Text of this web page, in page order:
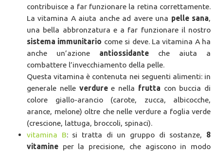
contribuisce a far funzionare la retina correttamente.
La vitamina A aiuta anche ad avere una pelle sana,
una bella abbronzatura e a far funzionare il nostro
sistema immunitario come si deve. La vitamina A ha
anche un’azione antiossidante che aiuta a
combattere l’invecchiamento della pelle.
Questa vitamina è contenuta nei seguenti alimenti: in
generale nelle verduree nella frutta con buccia di
colore giallo-arancio (carote, zucca, albicocche,
arance, melone) oltre che nelle verdure a foglia verde
(crescione, lattuga, broccoli, spinaci).
vitamina B: si tratta di un gruppo di sostanze, 8
vitamine per la precisione, che agiscono in modo